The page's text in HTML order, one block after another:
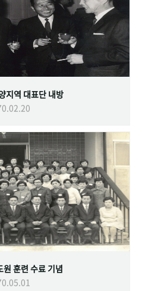
지역 대표단 내방
원 훈련 수료 기념